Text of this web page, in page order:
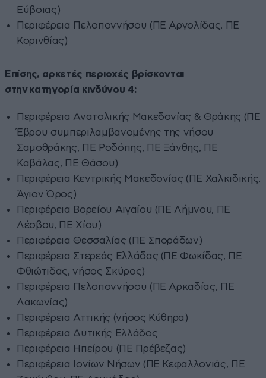
Εύβοιας)
Περιφέρεια Πελοποννήσου (ΠΕ Αργολίδας, ΠΕ
Κορινθίας)
Επίσης, αρκετές περιοχές βρίσκονται
στην κατηγορία κινδύνου 4:
Περιφέρεια Ανατολικής Μακεδονίας & Θράκης (ΠΕ
Έβρου συμπεριλαμβανομένης της νήσου
Σαμοθράκης, ΠΕ Ροδόπης, ΠΕ Ξάνθης, ΠΕ
Καβάλας, ΠΕ Θάσου)
Περιφέρεια Κεντρικής Μακεδονίας (ΠΕ Χαλκιδικής,
Άγιον Όρος)
Περιφέρεια Βορείου Αιγαίου (ΠΕ Λήμνου, ΠΕ
Λέσβου, ΠΕ Χίου)
Περιφέρεια Θεσσαλίας (ΠΕ Σποράδων)
Περιφέρεια Στερεάς Ελλάδας (ΠΕ Φωκίδας, ΠΕ
Φθιώτιδας, νήσος Σκύρος)
Περιφέρεια Πελοποννήσου (ΠΕ Αρκαδίας, ΠΕ
Λακωνίας)
Περιφέρεια Αττικής (νήσος Κύθηρα)
Περιφέρεια Δυτικής Ελλάδος
Περιφέρεια Ηπείρου (ΠΕ Πρέβεζας)
Περιφέρεια Ιονίων Νήσων (ΠΕ Κεφαλλονιάς, ΠΕ